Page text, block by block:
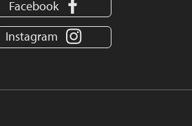
Facebook
Instagram